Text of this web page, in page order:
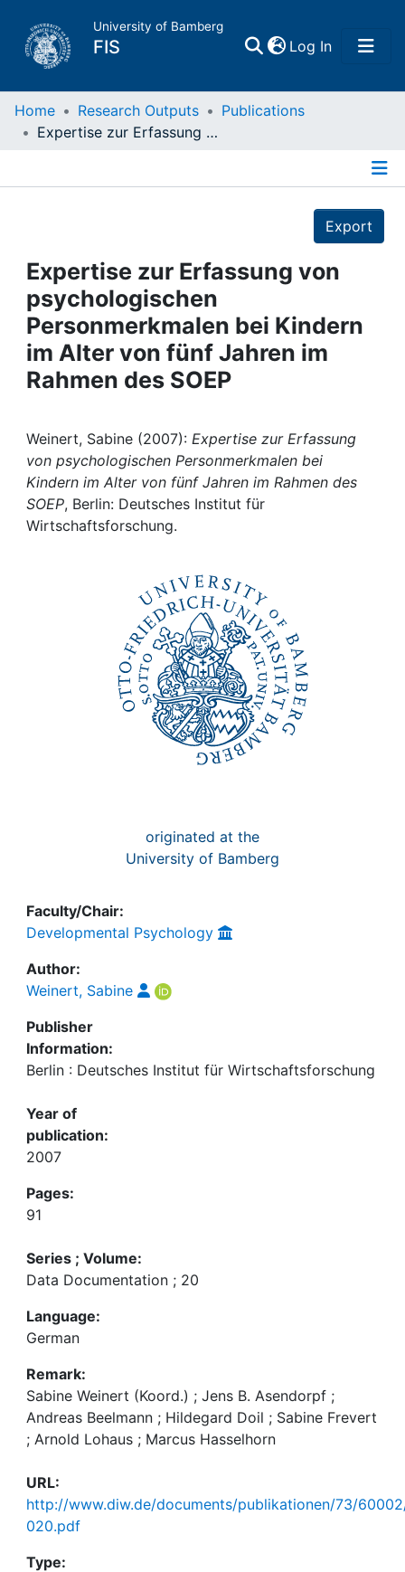
University of Bamberg
FIS Log In(current)
Home
Projects
People
Institutions
My FIS
Help
Home Research Outputs
Publications
Expertise zur Erfassung von psychologischen Personmerkmalen bei Kindern im Alter von fünf Jahren im Rahmen des SOEP
Export
Expertise zur Erfassung von
psychologischen
Personmerkmalen bei Kindern
im Alter von fünf Jahren im
Rahmen des SOEP
Weinert, Sabine (2007): Expertise zur Erfassung
von psychologischen Personmerkmalen bei
Kindern im Alter von fünf Jahren im Rahmen des
SOEP, Berlin: Deutsches Institut für
Wirtschaftsforschung.
originated at the
University of Bamberg
Faculty/Chair:
Developmental Psychology
Author:
Weinert, Sabine
Publisher
Information:
Berlin : Deutsches Institut für Wirtschaftsforschung
Year of
publication:
2007
Pages:
91
Series ; Volume:
Data Documentation ; 20
Language:
German
Remark:
Sabine Weinert (Koord.) ; Jens B. Asendorpf ;
Andreas Beelmann ; Hildegard Doil ; Sabine Frevert
; Arnold Lohaus ; Marcus Hasselhorn
URL:
http://www.diw.de/documents/publikationen/73/
020.pdf
Type: